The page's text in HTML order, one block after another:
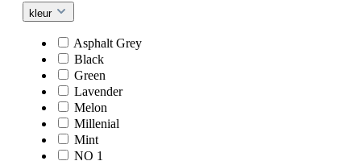
kleur
Asphalt Grey
Black
Green
Lavender
Melon
Millenial
Mint
NO 1